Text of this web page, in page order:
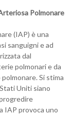
Polmonare
(IAP) è una
sanguigni e ad
dal
polmonari e da
Si stima
Uniti siano
IAP provoca uno